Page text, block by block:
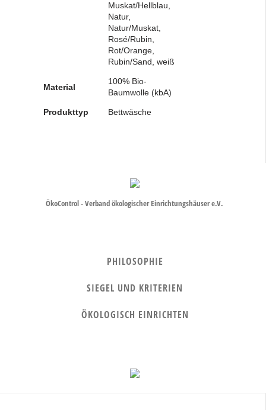
Muskat/Hellblau,
Natur,
Natur/Muskat,
Rosé/Rubin,
Rot/Orange,
Rubin/Sand, weiß
Material
100% Bio-
Baumwolle (kbA)
Produkttyp Bettwäsche
ÖkoControl - Verband ökologischer Einrichtungshäuser e.V.
PHILOSOPHIE
SIEGEL UND KRITERIEN
ÖKOLOGISCH EINRICHTEN